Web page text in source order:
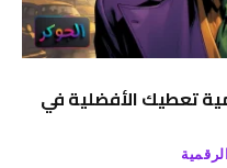
تعطيك الأفضلية في